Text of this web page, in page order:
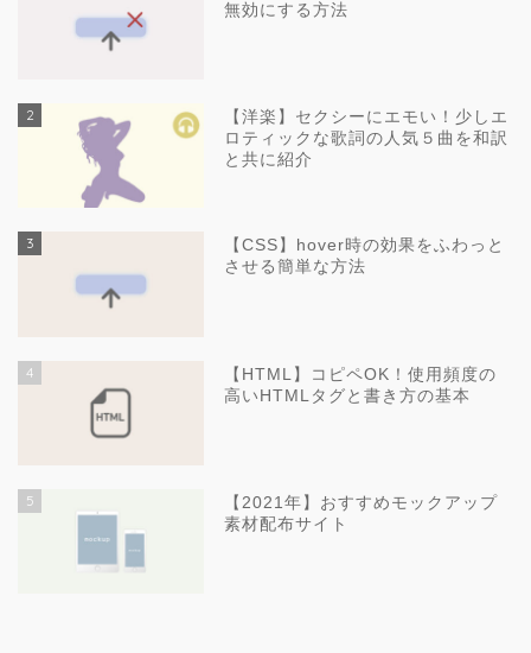
無効にする方法
2
【洋楽】セクシーにエモい！少しエ
ロティックな歌詞の人気５曲を和訳
と共に紹介
3
【CSS】hover時の効果をふわっと
させる簡単な方法
4
【HTML】コピペOK！使用頻度の
高いHTMLタグと書き方の基本
5
【2021年】おすすめモックアップ
素材配布サイト